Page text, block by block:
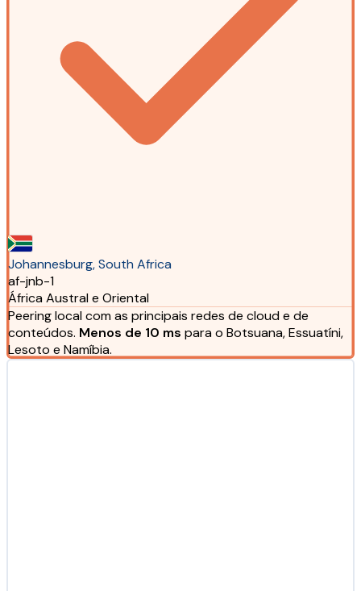
Johannesburg, South Africa
af-jnb-1
África Austral e Oriental
Peering local com as principais redes de cloud e de
conteúdos. Menos de 10 ms para o Botsuana, Essuatíni,
Lesoto e Namíbia.